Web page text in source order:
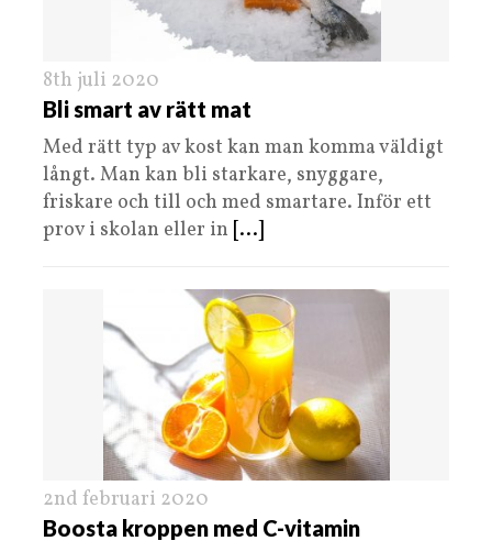
8th juli 2020
Bli smart av rätt mat
Med rätt typ av kost kan man komma väldigt
långt. Man kan bli starkare, snyggare,
friskare och till och med smartare. Inför ett
prov i skolan eller in [...]
2nd februari 2020
Boosta kroppen med C-vitamin